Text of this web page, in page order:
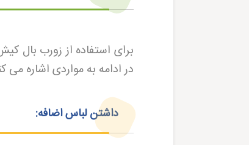
برای استفاده از زورب بال
در ادامه به مواردی اشاره می
داشتن لباس اضافه: